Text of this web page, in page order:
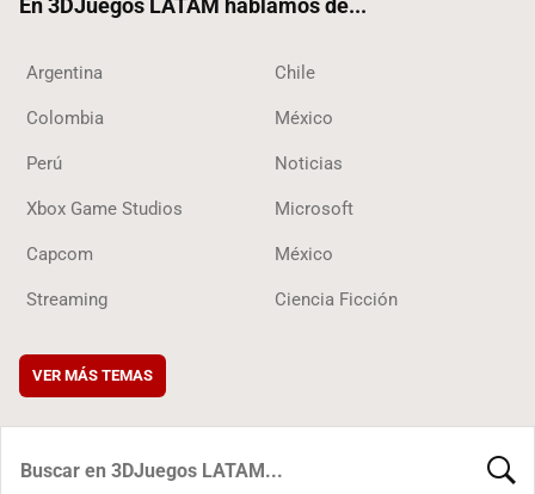
En 3DJuegos LATAM hablamos de...
Argentina Chile
Colombia México
Perú Noticias
Xbox Game Studios Microsoft
Capcom México
Streaming Ciencia Ficción
VER MÁS TEMAS